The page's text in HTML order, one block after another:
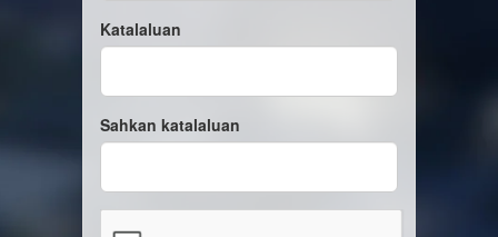
Katalaluan
Sahkan katalaluan